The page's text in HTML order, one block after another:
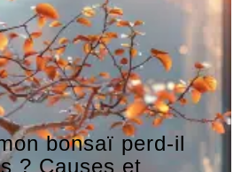
bonsaï perd-il
? Causes et